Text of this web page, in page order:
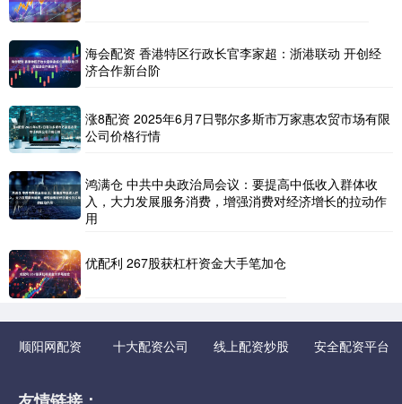
海会配资 香港特区行政长官李家超：浙港联动 开创经
济合作新台阶
涨8配资 2025年6月7日鄂尔多斯市万家惠农贸市场有限
公司价格行情
鸿满仓 中共中央政治局会议：要提高中低收入群体收
入，大力发展服务消费，增强消费对经济增长的拉动作
用
优配利 267股获杠杆资金大手笔加仓
顺阳网配资 十大配资公司 线上配资炒股 安全配资平台